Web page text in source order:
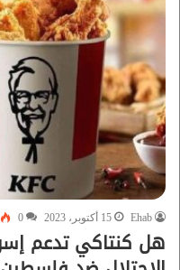
Ehab 15 أكتوبر، 2023 0